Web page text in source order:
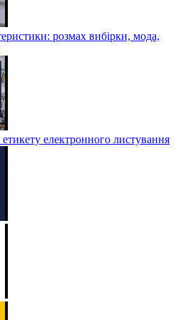
розмах вибірки, мода,
електронного листування